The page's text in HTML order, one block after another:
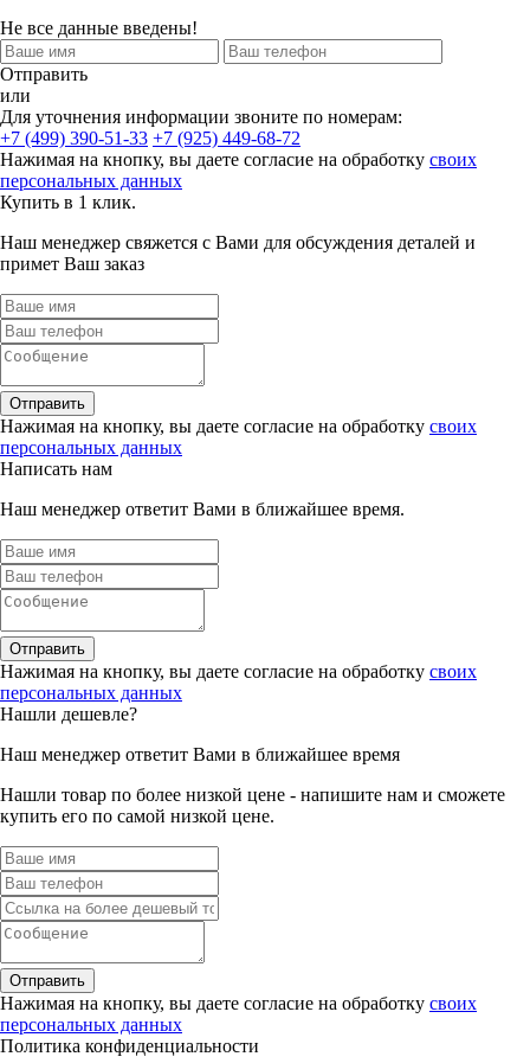
Не все данные введены!
Отправить
или
Для уточнения информации звоните по номерам:
+7 (499) 390-51-33 +7 (925) 449-68-72
Нажимая на кнопку, вы даете согласие на обработку своих
персональных данных
Купить в 1 клик.
Наш менеджер свяжется с Вами для обсуждения деталей и
примет Ваш заказ
Отправить
Нажимая на кнопку, вы даете согласие на обработку своих
персональных данных
Написать нам
Наш менеджер ответит Вами в ближайшее время.
Отправить
Нажимая на кнопку, вы даете согласие на обработку своих
персональных данных
Нашли дешевле?
Наш менеджер ответит Вами в ближайшее время
Нашли товар по более низкой цене - напишите нам и сможете
купить его по самой низкой цене.
Отправить
Нажимая на кнопку, вы даете согласие на обработку своих
персональных данных
Политика конфиденциальности